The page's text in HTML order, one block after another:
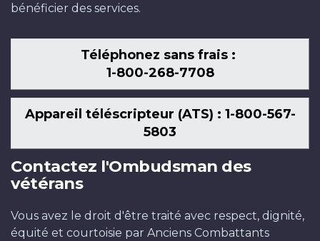
bénéficier des services.
Téléphonez sans frais :
1-800-268-7708
Appareil téléscripteur (ATS) : 1-800-567-
5803
Contactez l'Ombudsman des
vétérans
Vous avez le droit d'être traité avec respect, dignité,
équité et courtoisie par Anciens Combattants